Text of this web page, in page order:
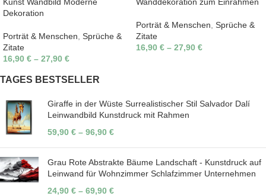
Dekoration
Porträt & Menschen Sprüche &
Zitate
16,90 € – 27,90 €
Porträt & Menschen Sprüche &
Zitate
16,90 € – 27,90 €
TAGES BESTSELLER
Giraffe in der Wüste Surrealistischer Stil Salvador Dalí
Leinwandbild Kunstdruck mit Rahmen
59,90 € – 96,90 €
Grau Rote Abstrakte Bäume Landschaft - Kunstdruck auf
Leinwand für Wohnzimmer Schlafzimmer Unternehmen
24,90 € – 69,90 €